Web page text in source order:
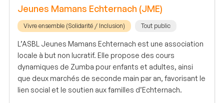
Jeunes Mamans Echternach (JME)
Vivre ensemble (Solidarité / Inclusion) Tout public
L’ASBL Jeunes Mamans Echternach est une association
locale à but non lucratif. Elle propose des cours
dynamiques de Zumba pour enfants et adultes, ainsi
que deux marchés de seconde main par an, favorisant le
lien social et le soutien aux familles d’Echternach.